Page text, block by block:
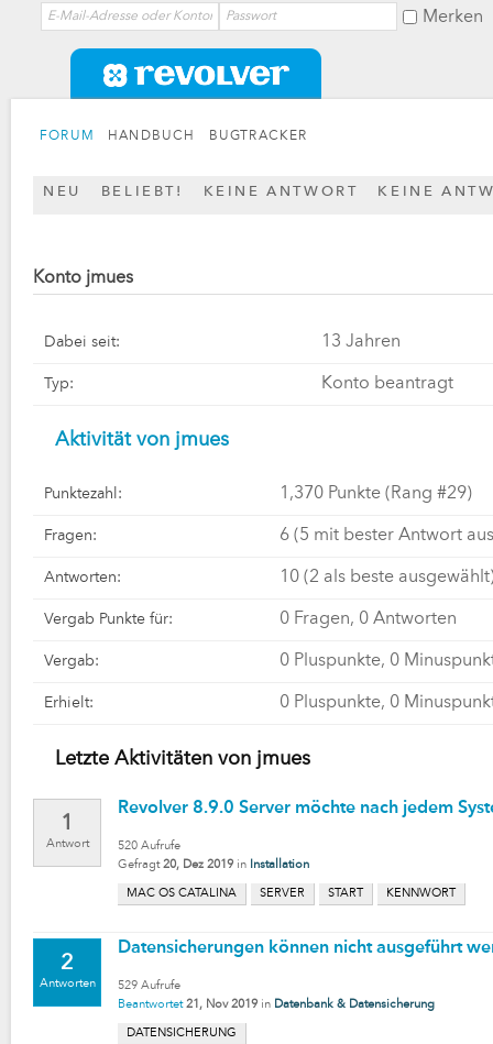
Merken
FORUM HANDBUCH BUGTRACKER
NEU BELIEBT! KEINE ANTWORT KEINE
Konto jmues
Dabei seit: 13 Jahren
Typ: Konto beantragt
Aktivität von jmues
Punktezahl: 1,370 Punkte (Rang #29)
Fragen: 6 (5 mit bester Antwort
Antworten: 10 (2 als beste
Vergab Punkte für: 0 Fragen, 0 Antworten
Vergab: 0 Pluspunkte, 0
Erhielt: 0 Pluspunkte, 0
Letzte Aktivitäten von jmues
1
Antwort
Revolver 8.9.0 Server möchte nach jedem
520 Aufrufe
Gefragt 20, Dez 2019 in Installation
MAC OS CATALINA SERVER START KENNWORT
2
Antworten
Datensicherungen können nicht ausgeführt
529 Aufrufe
Beantwortet 21, Nov 2019 in Datenbank & Datensicherung
DATENSICHERUNG